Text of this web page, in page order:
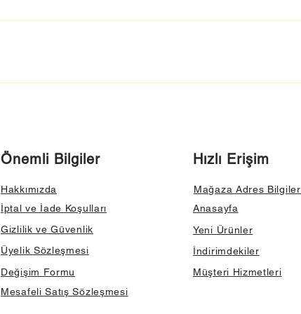
Önemli Bilgiler
Hakkımızda
İptal ve İade Koşulları
Gizlilik ve Güvenlik
Üyelik Sözleşmesi
Değişim Formu
Hızlı Erişim
Mağaza Adres
Anasayfa
Yeni Ürünler
İndirimdekiler
Müşteri Hizmetleri
Mesafeli Satış Sözleşmesi